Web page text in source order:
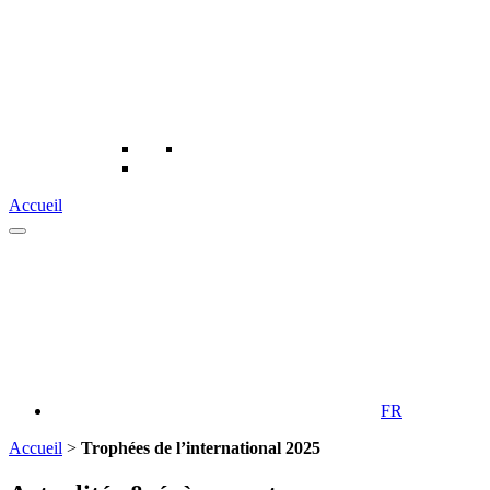
Accueil
FR
Accueil > Trophées de l’international 2025